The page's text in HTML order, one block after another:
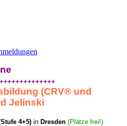
(CRV® und
Jelinski
4+5) in Dresden (Plätze frei!)